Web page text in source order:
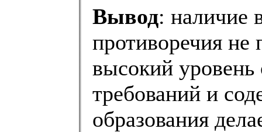
Вывод: наличие
противоречия не
высокий
требований и
образования